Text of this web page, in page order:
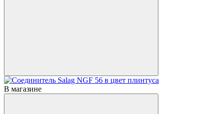
В магазине